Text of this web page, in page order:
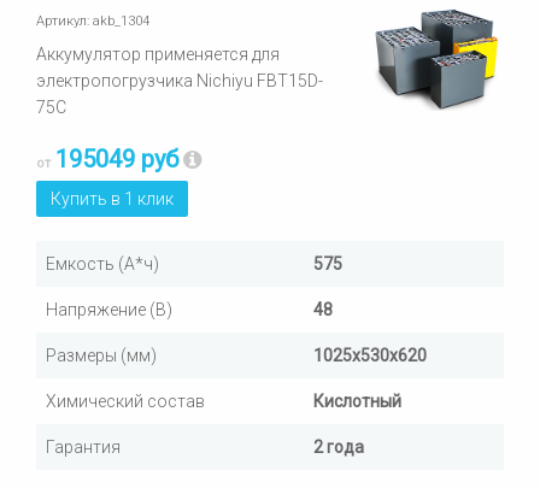
Артикул: akb_1304
Аккумулятор применяется для
электропогрузчика Nichiyu FBT15D-
75C
от 195049 руб
Купить в 1 клик
Емкость (А*ч) 575
Напряжение (В) 48
Размеры (мм) 1025х530х620
Химический состав Кислотный
Гарантия 2 года